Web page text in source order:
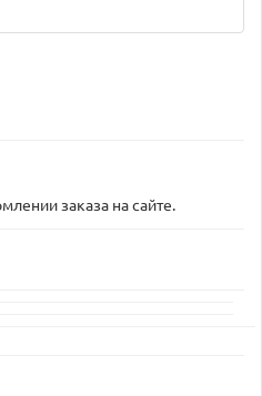
заказа на сайте.